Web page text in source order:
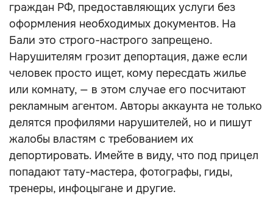
граждан РФ, предоставляющих услуги без
оформления необходимых документов. На
Бали это строго-настрого запрещено.
Нарушителям грозит депортация, даже если
человек просто ищет, кому пересдать жилье
или комнату, — в этом случае его посчитают
рекламным агентом. Авторы аккаунта не только
делятся профилями нарушителей, но и пишут
жалобы властям с требованием их
депортировать. Имейте в виду, что под прицел
попадают тату-мастера, фотографы, гиды,
тренеры, инфоцыгане и другие.